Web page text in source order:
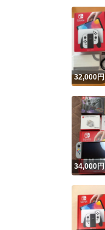
32,000円
34,000円